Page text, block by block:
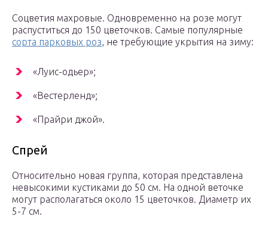
Соцветия махровые. Одновременно на розе могут
распуститься до 150 цветочков. Самые популярные
сорта парковых роз, не требующие укрытия на зиму:
«Луис-одьер»;
«Вестерленд»;
«Прайри джой».
Спрей
Относительно новая группа, которая представлена
невысокими кустиками до 50 см. На одной веточке
могут располагаться около 15 цветочков. Диаметр их
5-7 см.